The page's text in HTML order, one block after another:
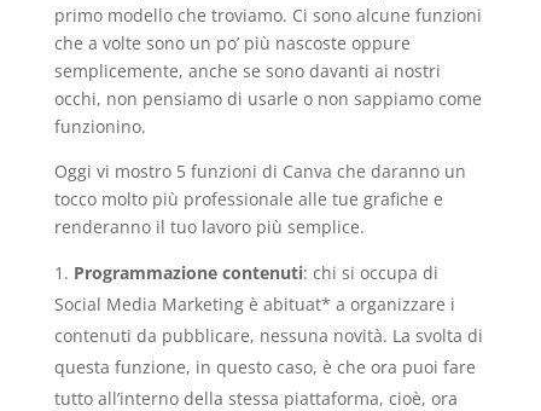
primo modello che troviamo. Ci sono alcune funzioni
che a volte sono un po’ più nascoste oppure
semplicemente, anche se sono davanti ai nostri
occhi, non pensiamo di usarle o non sappiamo come
funzionino.
Oggi vi mostro 5 funzioni di Canva che daranno un
tocco molto più professionale alle tue grafiche e
renderanno il tuo lavoro più semplice.
Programmazione contenuti: chi si occupa di
Social Media Marketing è abituat* a organizzare i
contenuti da pubblicare, nessuna novità. La svolta di
questa funzione, in questo caso, è che ora puoi fare
tutto all’interno della stessa piattaforma, cioè, ora